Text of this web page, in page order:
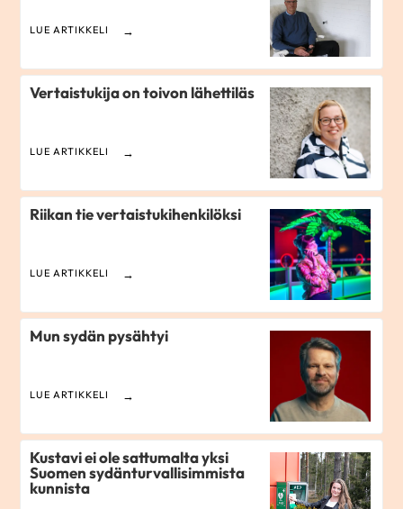
LUE ARTIKKELI
Vertaistukija on toivon lähettiläs
LUE ARTIKKELI
Riikan tie vertaistukihenkilöksi
LUE ARTIKKELI
Mun sydän pysähtyi
LUE ARTIKKELI
Kustavi ei ole sattumalta yksi
Suomen sydänturvallisimmista
kunnista